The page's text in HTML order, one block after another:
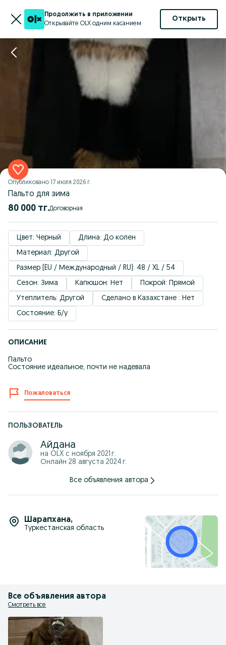
Продолжить в приложении
Открывайте OLX одним касанием
Открыть
Опубликовано 17 июля 2026 г.
Пальто для зима
80 000 тг. Договорная
Цвет: Черный
Длина: До колен
Материал: Другой
Размер (EU / Международный / RU): 48 / XL / 54
Сезон: Зима
Капюшон: Нет
Покрой: Прямой
Утеплитель: Другой
Сделано в Казахстане : Нет
Состояние: Б/у
ОПИСАНИЕ
Пальто
Состояние идеальное, почти не надевала
Пожаловаться
ПОЛЬЗОВАТЕЛЬ
Айдана
на OLX с ноября 2021 г.
Онлайн 28 августа 2024 г.
Все объявления автора
Шарапхана,
Туркестанская область
Все объявления автора
Смотреть все